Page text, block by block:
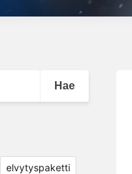
elvytyspaketti